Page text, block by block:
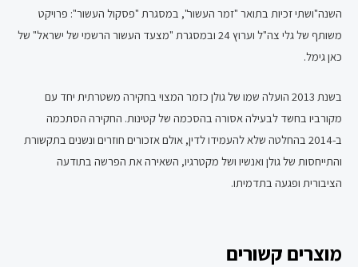
השנה"ושתי זכיות בתואר "זמר העשור", במסגרת "פסקול העשור": פרויקט
משותף של גלי צה"ל וערוץ 24 ובמסגרת "מצעד העשור הרשמי של ישראל" של
כאן גימל.
בשנת 2013 הועלה שמו של גולן כזמר המצוי בחקירה משטרתית יחד עם
מקורביו בחשד לבעילה אסורה בהסכמה של קטינות. החקירה הסתכמה
ב-2014 בהחלטה שלא להעמידו לדין, אולם אזכורים חוזרים ונשנים בתקשורת
והתייחסות של גולן ואנשיו ושל מקטרגיו, השאירה את הפרשה בתודעה
הציבורית ופגעה בתדמיתו.
מוצרים קשורים